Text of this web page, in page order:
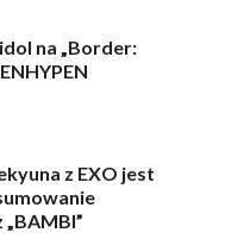
na „Border:
z EXO jest